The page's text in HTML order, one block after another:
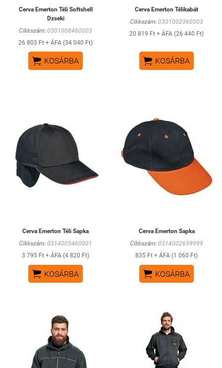
Cerva Emerton Téli Softshell
Dzseki
Cikkszám: 0301008460003
26 803 Ft + ÁFA (34 040 Ft)
 KOSÁRBA
Cerva Emerton Télikabát
Cikkszám: 0301002360003
20 819 Ft + ÁFA (26 440 Ft)
 KOSÁRBA
Cerva Emerton Téli Sapka
Cikkszám: 0314005460001
3 795 Ft + ÁFA (4 820 Ft)
 KOSÁRBA
Cerva Emerton Sapka
Cikkszám: 0314002699999
835 Ft + ÁFA (1 060 Ft)
 KOSÁRBA